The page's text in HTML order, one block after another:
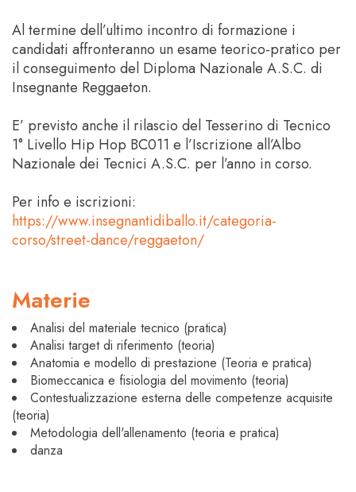
Al termine dell’ultimo incontro di formazione i
candidati affronteranno un esame teorico-pratico per
il conseguimento del Diploma Nazionale A.S.C. di
Insegnante Reggaeton.
E’ previsto anche il rilascio del Tesserino di Tecnico
1° Livello Hip Hop BC011 e l’Iscrizione all’Albo
Nazionale dei Tecnici A.S.C. per l’anno in corso.
Per info e iscrizioni:
https://www.insegnantidiballo.it/categoria-
corso/street-dance/reggaeton/
Materie
Analisi del materiale tecnico (pratica)
Analisi target di riferimento (teoria)
Anatomia e modello di prestazione (Teoria e pratica)
Biomeccanica e fisiologia del movimento (teoria)
Contestualizzazione esterna delle competenze acquisite
(teoria)
Metodologia dell'allenamento (teoria e pratica)
danza